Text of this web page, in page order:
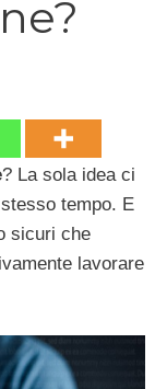
? La sola idea ci
tempo. E
sicuri che
lavorare